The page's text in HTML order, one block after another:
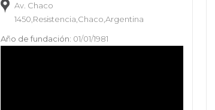
Av. Chaco
1450,Resistencia,Chaco,Argentina
Año de fundación: 01/01/1981